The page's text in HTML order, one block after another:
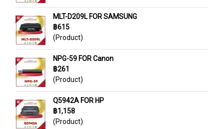
MLT-D209L FOR SAMSUNG
฿615
(Product)
NPG-59 FOR Canon
฿261
(Product)
Q5942A FOR HP
฿1,158
(Product)